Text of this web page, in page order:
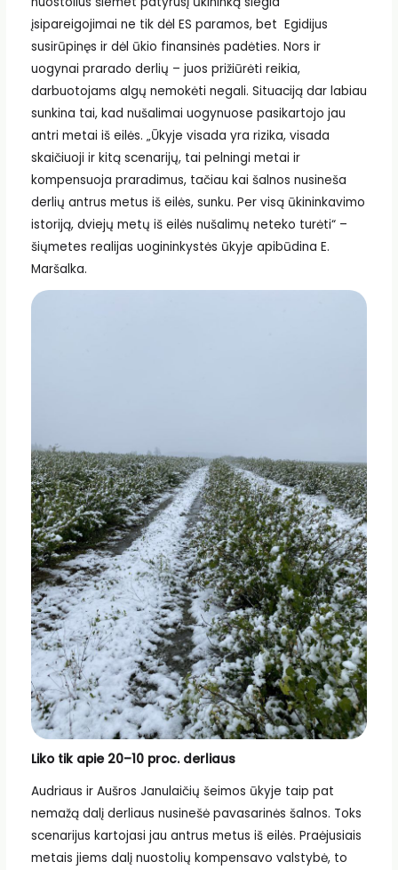
įsipareigojimai ne tik dėl ES paramos, bet Egidijus
susirūpinęs ir dėl ūkio finansinės padėties. Nors ir
uogynai prarado derlių – juos prižiūrėti reikia,
darbuotojams algų nemokėti negali. Situaciją dar labiau
sunkina tai, kad nušalimai uogynuose pasikartojo jau
antri metai iš eilės. „Ūkyje visada yra rizika, visada
skaičiuoji ir kitą scenarijų, tai pelningi metai ir
kompensuoja praradimus, tačiau kai šalnos nusineša
derlių antrus metus iš eilės, sunku. Per visą ūkininkavimo
istoriją, dviejų metų iš eilės nušalimų neteko turėti“ –
šiųmetes realijas uogininkystės ūkyje apibūdina E.
Maršalka.
Liko tik apie 20–10 proc. derliaus
Audriaus ir Aušros Janulaičių šeimos ūkyje taip pat
nemažą dalį derliaus nusinešė pavasarinės šalnos. Toks
scenarijus kartojasi jau antrus metus iš eilės. Praėjusiais
metais jiems dalį nuostolių kompensavo valstybė, to